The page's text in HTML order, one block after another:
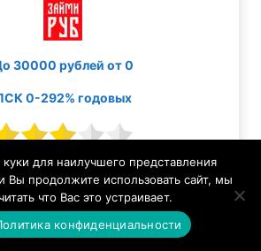
30000 рублей от 0
0-292% годовых
Первый займ бесплатно!
для наилучшего представления
Вы продолжите использовать сайт, мы
что Вас это устраивает.
конфиденциальности